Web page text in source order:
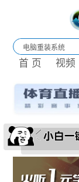
首 页 视频